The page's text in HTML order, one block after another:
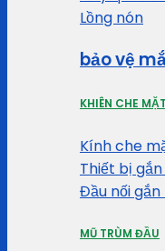
Lồng nón
bảo vệ
KHIÊN CHE MẶT
Kính che
Thiết bị
Đầu nối
MŨ TRÙM ĐẦU